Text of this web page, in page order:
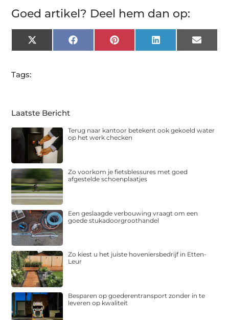
Goed artikel? Deel hem dan op:
X
(Twitter)
FacebookPinterest LinkedIn Email
Tags:
Laatste Bericht
Terug naar kantoor betekent ook gekoeld water
op het werk checken
Zo voorkom je fietsblessures met goed
afgestelde schoenplaatjes
Een geslaagde verbouwing vraagt om een
goede stukadoorgroothandel
Zo kiest u het juiste hoveniersbedrijf in Etten-
Leur
Besparen op goederentransport zonder in te
leveren op kwaliteit